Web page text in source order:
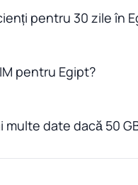
pentru 30 zile în
pentru Egipt?
multe date dacă 50